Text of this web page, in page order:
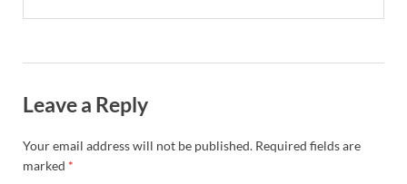
Leave a Reply
Your email address will not be published. Required fields are
marked *